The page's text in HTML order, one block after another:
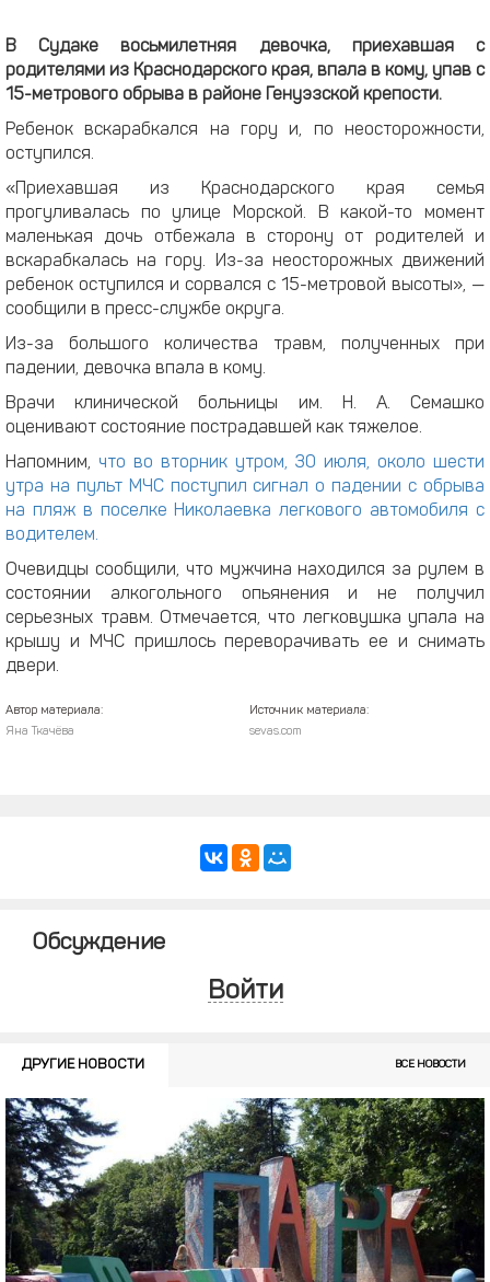
В Судаке восьмилетняя девочка, приехавшая с
родителями из Краснодарского края, впала в кому, упав с
15-метрового обрыва в районе Генуэзской крепости.
Ребенок вскарабкался на гору и, по неосторожности,
оступился.
«Приехавшая из Краснодарского края семья
прогуливалась по улице Морской. В какой-то момент
маленькая дочь отбежала в сторону от родителей и
вскарабкалась на гору. Из-за неосторожных движений
ребенок оступился и сорвался с 15-метровой высоты», —
сообщили в пресс-службе округа.
Из-за большого количества травм, полученных при
падении, девочка впала в кому.
Врачи клинической больницы им. Н. А. Семашко
оценивают состояние пострадавшей как тяжелое.
Напомним, что во вторник утром, 30 июля, около шести
утра на пульт МЧС поступил сигнал о падении с обрыва
на пляж в поселке Николаевка легкового автомобиля с
водителем.
Очевидцы сообщили, что мужчина находился за рулем в
состоянии алкогольного опьянения и не получил
серьезных травм. Отмечается, что легковушка упала на
крышу и МЧС пришлось переворачивать ее и снимать
двери.
Автор материала:
Яна Ткачёва
Источник материала:
sevas.com
Обсуждение
Войти
ДРУГИЕ НОВОСТИ ВСЕ НОВОСТИ